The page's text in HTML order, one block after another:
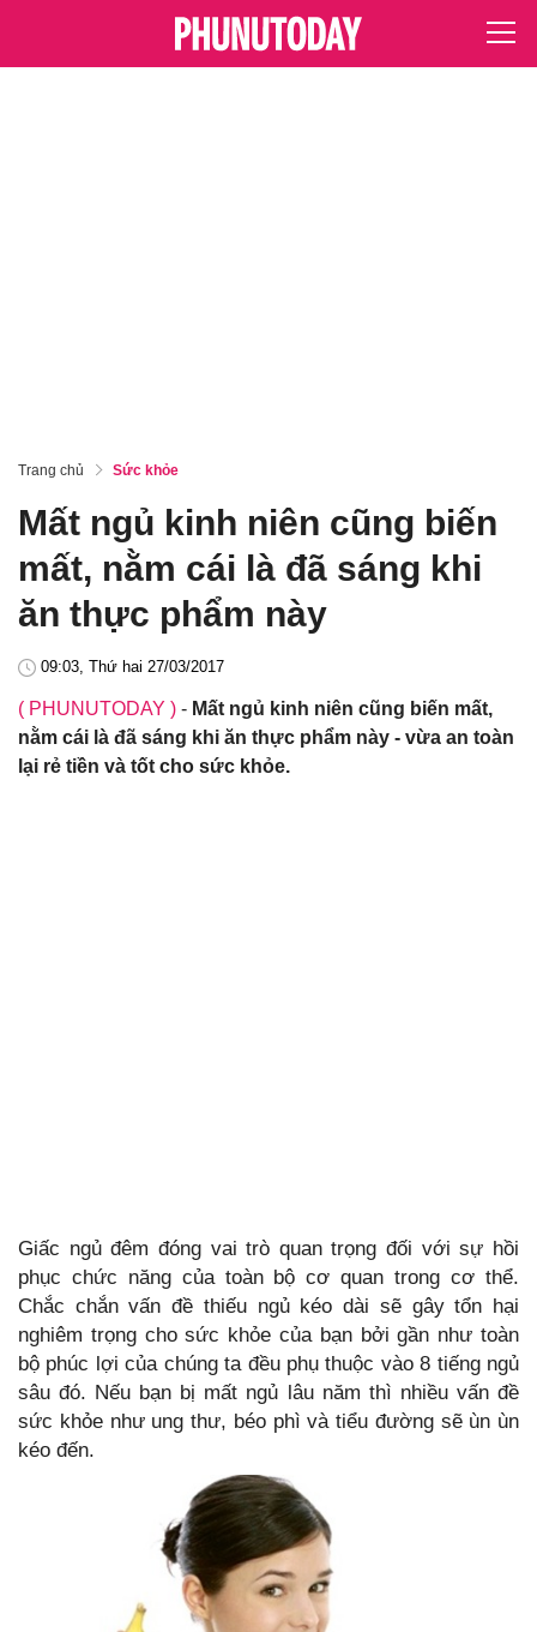
Trang chủ Sức khỏe
Mất ngủ kinh niên cũng biến
mất, nằm cái là đã sáng khi
ăn thực phẩm này
09:03, Thứ hai 27/03/2017
( PHUNUTODAY ) - Mất ngủ kinh niên cũng biến mất,
nằm cái là đã sáng khi ăn thực phẩm này - vừa an toàn
lại rẻ tiền và tốt cho sức khỏe.
Giấc ngủ đêm đóng vai trò quan trọng đối với sự hồi
phục chức năng của toàn bộ cơ quan trong cơ thể.
Chắc chắn vấn đề thiếu ngủ kéo dài sẽ gây tổn hại
nghiêm trọng cho sức khỏe của bạn bởi gần như toàn
bộ phúc lợi của chúng ta đều phụ thuộc vào 8 tiếng ngủ
sâu đó. Nếu bạn bị mất ngủ lâu năm thì nhiều vấn đề
sức khỏe như ung thư, béo phì và tiểu đường sẽ ùn ùn
kéo đến.